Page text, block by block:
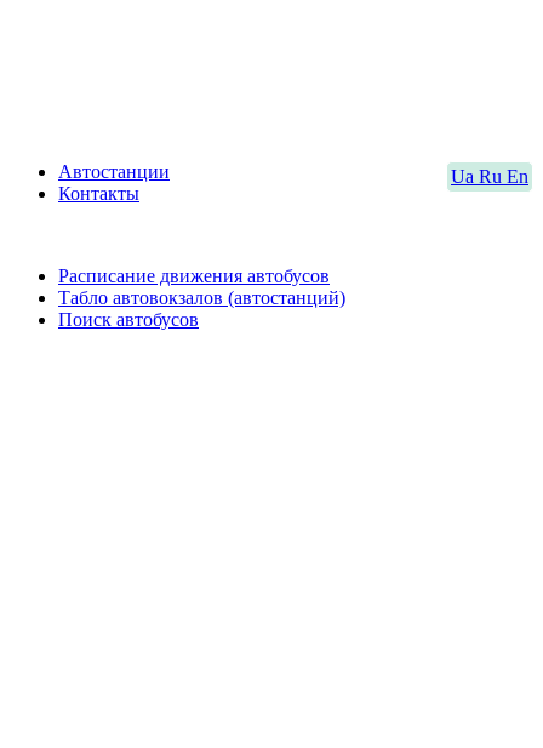
Ua Ru En
Автостанции
Контакты
Расписание движения автобусов
Табло автовокзалов (автостанций)
Поиск автобусов